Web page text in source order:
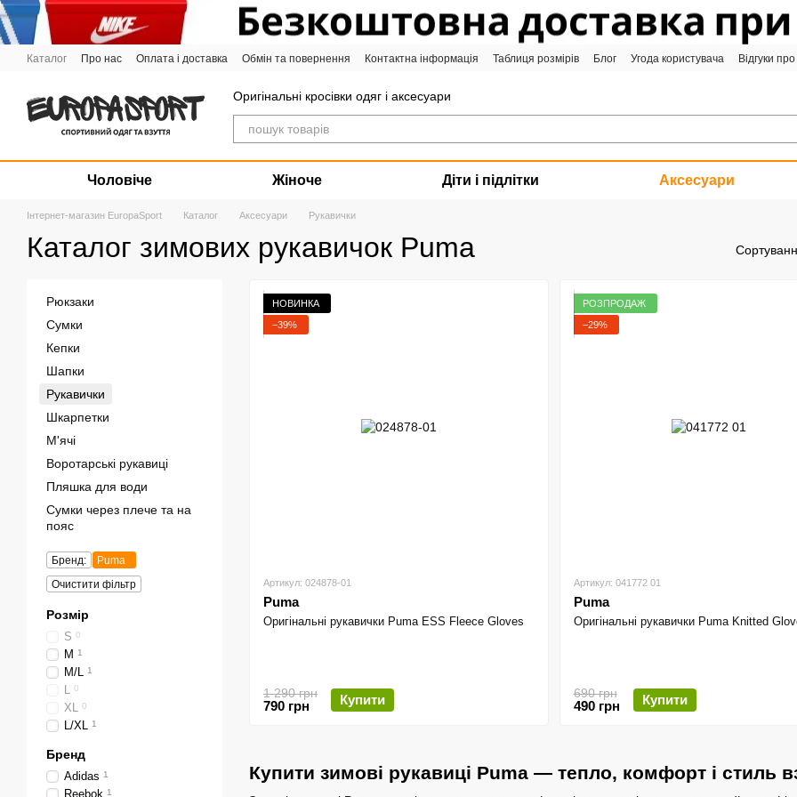
Перейти до основного контенту
Каталог Про нас Оплата і доставка Обмін та повернення Контактна інформація Таблиця розмірів Блог Угода користувача
Відгуки
Оригінальні кросівки одяг і аксесуари
Чоловіче Жіноче Діти і підлітки Аксесуари
Інтернет-магазин EuropaSport Каталог Аксесуари Рукавички
Каталог зимових рукавичок Puma
Купити зимові рукавиці Puma — тепло, комфорт і стиль
НОВИНКА
−39%
Артикул: 024878-01
Puma
Оригінальні рукавички Puma ESS Fleece Gloves
1 290 грн
790 грн Купити
РОЗПРОДАЖ
−29%
Артикул: 041772 01
Puma
Оригінальні рукавички Puma Knitted
690 грн
490 грн Купити
Рюкзаки
Сумки
Кепки
Шапки
Рукавички
Шкарпетки
М'ячі
Воротарські рукавиці
Пляшка для води
Сумки через плече та на
пояс
Бренд:
Puma
Очистити фільтр
Розмір
S 0
M 1
M/L 1
L 0
XL 0
L/XL 1
Бренд
Adidas 1
Reebok 1